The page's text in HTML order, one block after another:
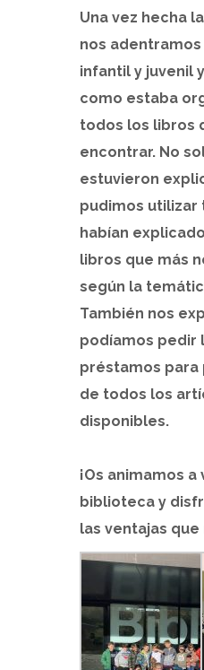
Una vez hecha
nos adentramos
infantil y juvenil
como estaba
todos los libros
encontrar. No
estuvieron
pudimos utilizar
habían
libros que más
según la
También nos
podíamos pedir
préstamos
de todos los
disponibles.
¡Os animamos
biblioteca y
las ventajas